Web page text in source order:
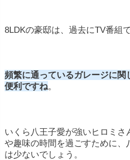
8LDKの豪邸は、過去にTV番組
頻繁に通っているガレージに関
便利ですね。
いくら八王子愛が強いヒロミさ
や趣味の時間を過ごすために、
は少ないでしょう。